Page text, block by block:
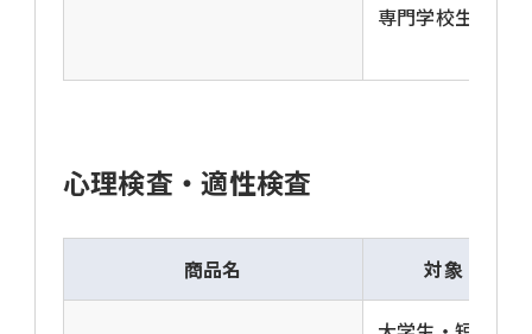
専門学校生
心理検査・適性検査
商品名 対象